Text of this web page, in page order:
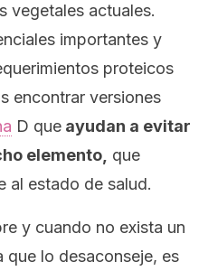
vegetales actuales.
importantes y
proteicos
encontrar versiones
D que ayudan a evitar
elemento, que
al estado de salud.
y cuando no exista un
lo desaconseje, es